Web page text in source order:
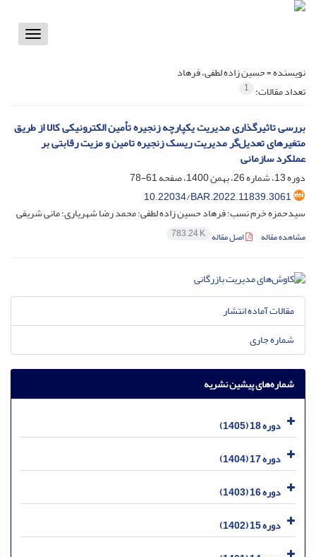
Toggle
نویسنده =حسین زاده لطفی، فرهاد
تعداد مقالات: 1
بررسی تاثیرگذاری مدیریت یکپارچه زنجیره تأمین الکترونیکی کالا از طریق
متغیرهای تعدیل‌گر مدیریت ریسک زنجیره تامین و مزیت رقابتی بر
عملکرد سازمانی
دوره 13، شماره 26، بهمن 1400، صفحه
61-78
10.22034/BAR.2022.11839.3061
سیدحمزه خرم نسب؛ فرهاد حسین زاده لطفی؛ محمد رضا شهریاری؛ مانی شریفی
مشاهده مقاله اصل مقاله 783.24 K
مقالات آماده انتشار
شماره جاری
شماره‌های پیشین نشریه
دوره 18 (1405)
دوره 17 (1404)
دوره 16 (1403)
دوره 15 (1402)